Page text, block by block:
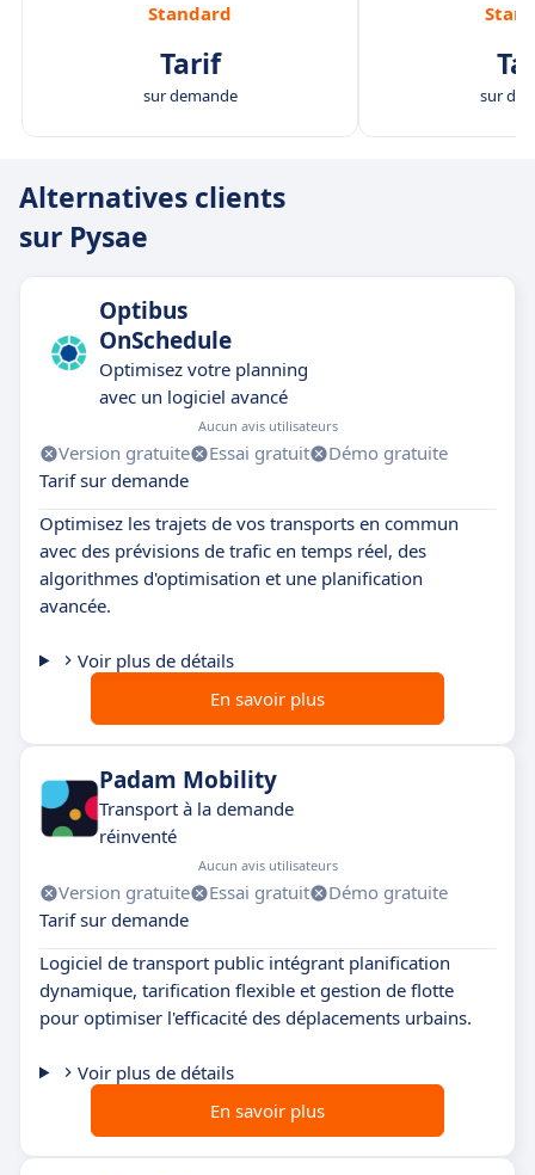
Standard
Tarif
sur demande sur
Alternatives clients
sur Pysae
Optibus
OnSchedule
Optimisez votre planning
avec un logiciel avancé
Aucun avis utilisateurs
Version gratuite Essai gratuit
Démo gratuite
Tarif sur demande
Optimisez les trajets de vos transports en commun
avec des prévisions de trafic en temps réel, des
algorithmes d'optimisation et une planification
avancée.
Voir plus de détails
En savoir plus
Padam Mobility
Transport à la demande
réinventé
Aucun avis utilisateurs
Version gratuite Essai gratuit
Démo gratuite
Tarif sur demande
Logiciel de transport public intégrant planification
dynamique, tarification flexible et gestion de flotte
pour optimiser l'efficacité des déplacements urbains.
Voir plus de détails
En savoir plus